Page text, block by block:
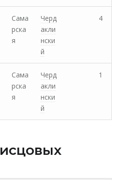
Сама
рска
я
Черд
акли
нски
й
4
Сама
рска
я
Черд
акли
нски
й
1